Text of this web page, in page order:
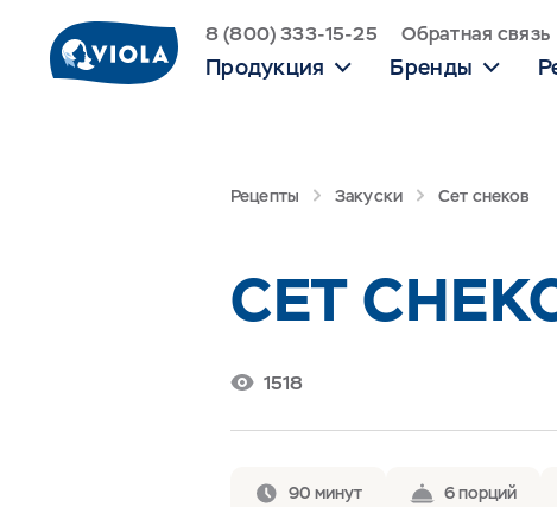
8 (800) 333-15-25 Обратная связь
Продукция Бренды
Рецепты Закуски Сет снеков
СЕТ
1518
90 минут 6 порций